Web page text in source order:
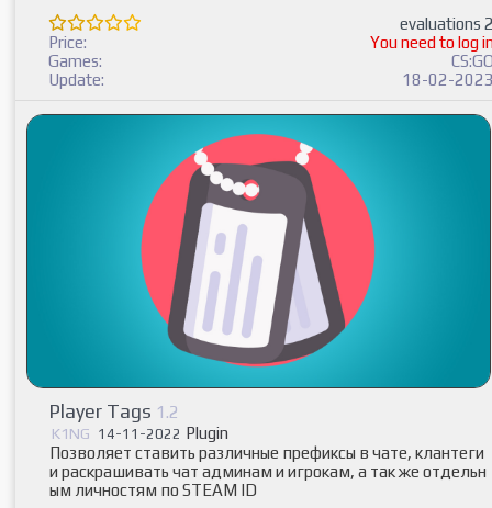
evaluations
Price:
You need to log
Games:
Update:
18-02-
Player Tags 1.2
K1NG 14-11-2022 Plugin
Позволяет ставить различные префиксы в чате, клантеги
и раскрашивать чат админам и игрокам, а так же отдельн
ым личностям по STEAM ID